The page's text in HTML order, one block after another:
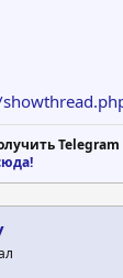
Telegram